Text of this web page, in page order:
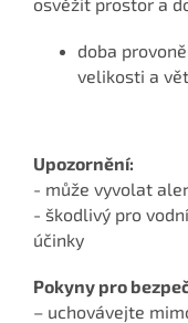
doba
velikosti a
Upozornění:
- může vyvolat
- škodlivý pro
účinky
Pokyny pro
– uchovávejte